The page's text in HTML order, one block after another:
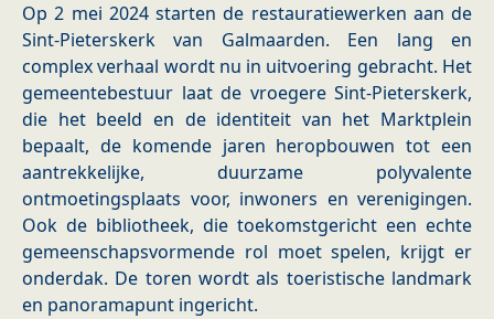
Op 2 mei 2024 starten de restauratiewerken aan de
Sint-Pieterskerk van Galmaarden. Een lang en
complex verhaal wordt nu in uitvoering gebracht. Het
gemeentebestuur laat de vroegere Sint-Pieterskerk,
die het beeld en de identiteit van het Marktplein
bepaalt, de komende jaren heropbouwen tot een
aantrekkelijke, duurzame polyvalente
ontmoetingsplaats voor, inwoners en verenigingen.
Ook de bibliotheek, die toekomstgericht een echte
gemeenschapsvormende rol moet spelen, krijgt er
onderdak. De toren wordt als toeristische landmark
en panoramapunt ingericht.